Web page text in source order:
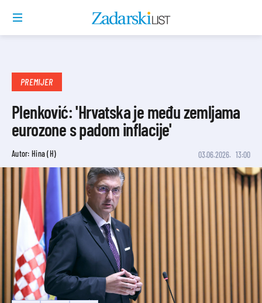
PREMIJER
Plenković: 'Hrvatska je među zemljama
eurozone s padom inflacije'
Autor: Hina (H) 03.06.2026. 13:00